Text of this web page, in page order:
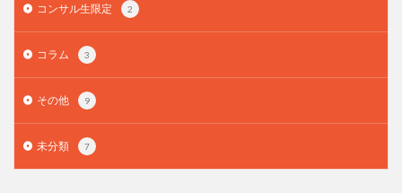
コンサル生限定 2
コラム 3
その他 9
未分類 7